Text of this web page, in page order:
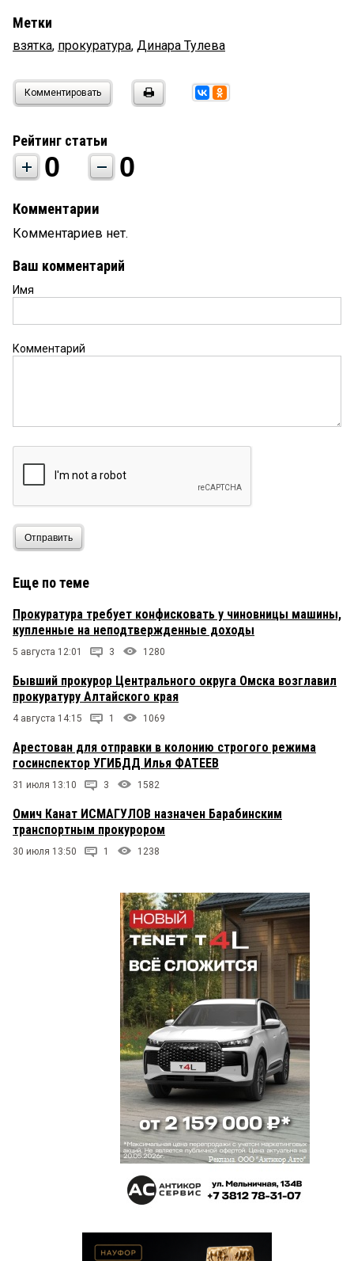
Метки
взятка, прокуратура, Динара Тулева
Комментировать
Рейтинг статьи
0 0
Комментарии
Комментариев нет.
Ваш комментарий
Имя
Комментарий
Отправить
Еще по теме
Прокуратура требует конфисковать у чиновницы машины,
купленные на неподтвержденные доходы
5 августа 12:01 3 1280
Бывший прокурор Центрального округа Омска возглавил
прокуратуру Алтайского края
4 августа 14:15 1 1069
Арестован для отправки в колонию строгого режима
госинспектор УГИБДД Илья ФАТЕЕВ
31 июля 13:10 3 1582
Омич Канат ИСМАГУЛОВ назначен Барабинским
транспортным прокурором
30 июля 13:50 1 1238